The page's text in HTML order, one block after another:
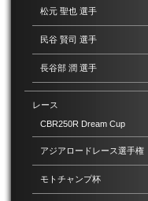
松元 聖也 選手
民谷 賢司 選手
長谷部 潤 選手
レース
CBR250R Dream Cup
アジアロードレース選手権
モトチャンプ杯